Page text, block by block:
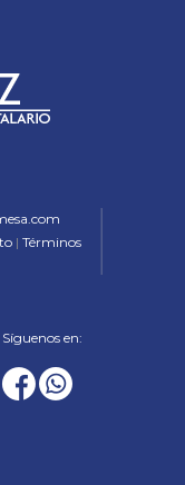
| Términos
Síguenos en: